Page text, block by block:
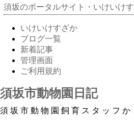
須坂のポータルサイト・いけいけ
いけいけすざか
ブログ一覧
新着記事
管理画面
ご利用規約
須坂市動物園日記
須坂市動物園飼育スタッフか